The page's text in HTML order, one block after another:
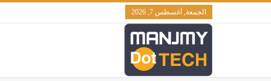
الجمعة, أغسطس 7, 2026